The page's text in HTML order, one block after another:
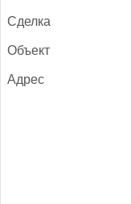
Сдел­ка
Объ­ект
Ад­рес